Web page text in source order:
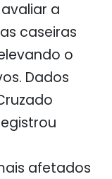
a
caseiras
o
Dados
afetados